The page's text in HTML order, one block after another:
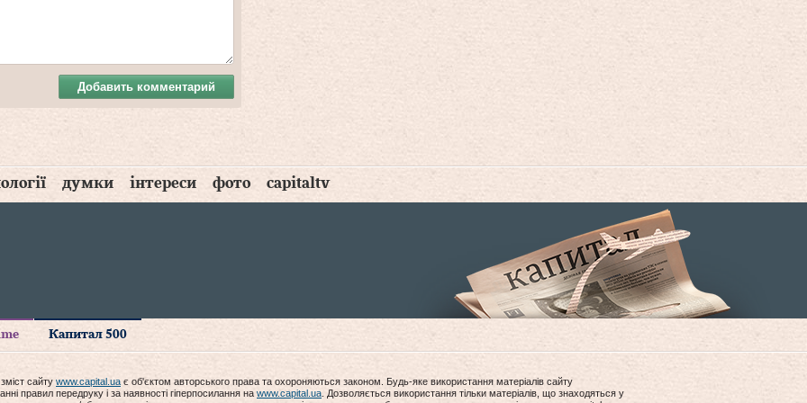
Добавить комментарий
думки інтереси фото capitaltv
Капитал 500
сайту www.capital.ua є об'єктом авторського права та охороняються законом. Будь-яке використання матеріалів сайту
правил передруку і за наявності гіперпосилання на www.capital.ua . Дозволяється використання тільки матеріалів, що знаходяться у